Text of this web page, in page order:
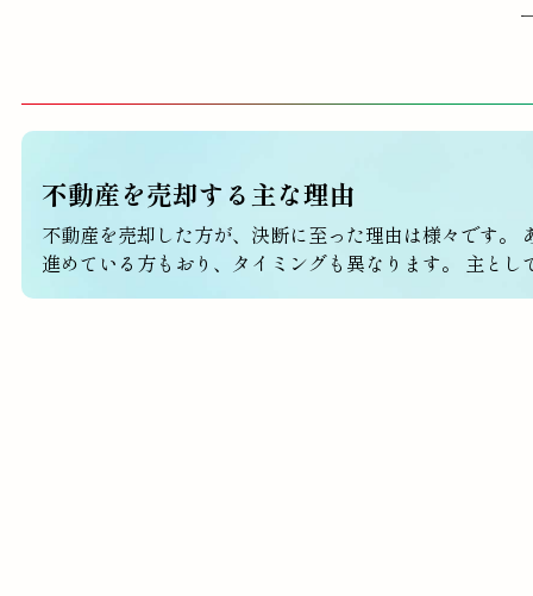
不動産を売却する主な理由
不動産を売却した方が、決断に至った理由は様々です
進めている方もおり、タイミングも異なります。 主と